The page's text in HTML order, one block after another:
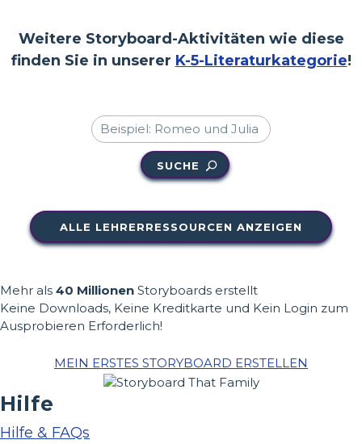
Weitere Storyboard-Aktivitäten wie diese
finden Sie in unserer K-5-Literaturkategorie!
SUCHE
ALLE LEHRERRESSOURCEN ANZEIGEN
Mehr als 40 Millionen Storyboards erstellt
Keine Downloads, Keine Kreditkarte und Kein Login zum
Ausprobieren Erforderlich!
MEIN ERSTES STORYBOARD ERSTELLEN
Hilfe
Hilfe & FAQs